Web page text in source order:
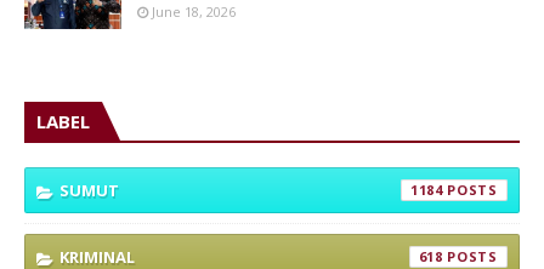
June 18, 2026
LABEL
SUMUT 1184
KRIMINAL 618